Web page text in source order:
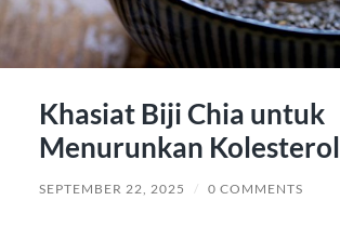
Khasiat Biji Chia untuk
Menurunkan Kolesterol
SEPTEMBER 22, 2025 / 0 COMMENTS